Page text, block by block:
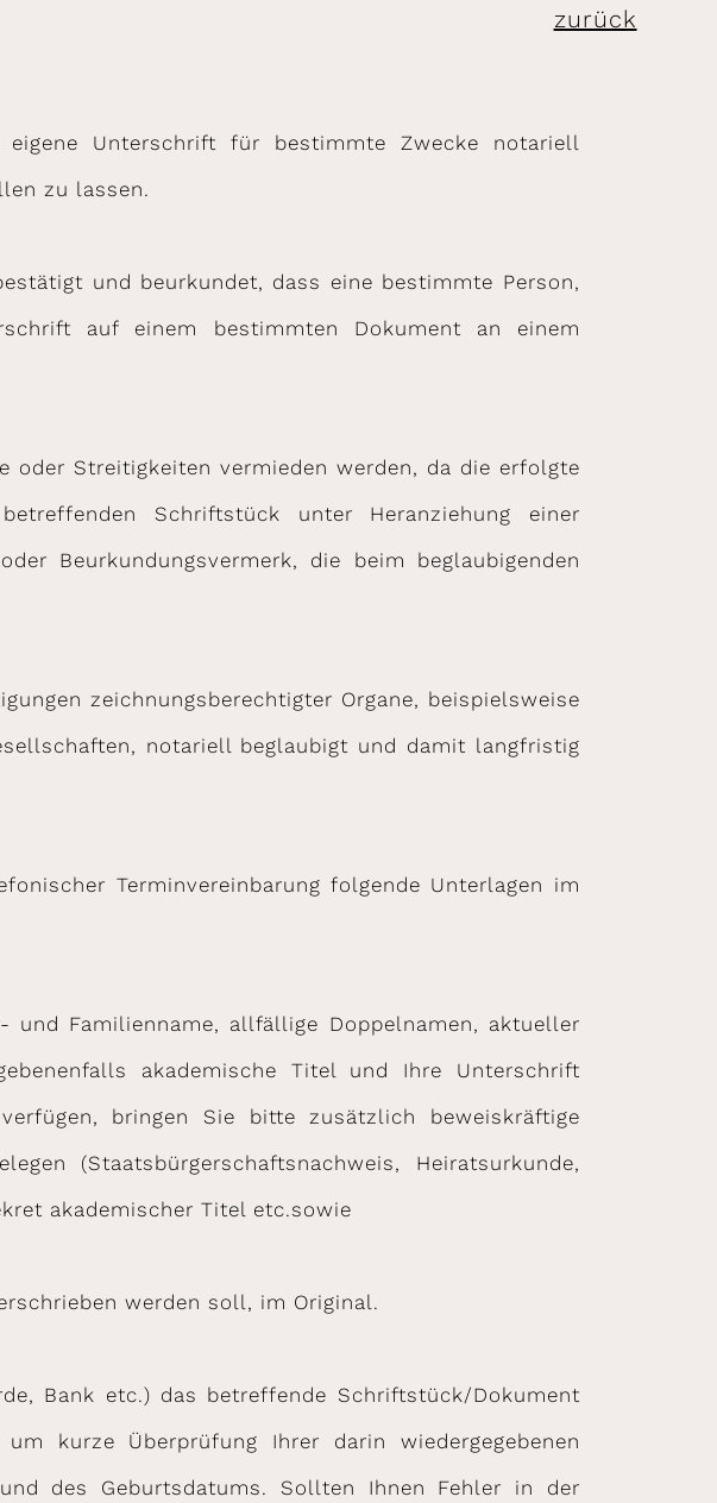
Unterschrift für bestimmte Zwecke notariell
zu lassen.
und beurkundet, dass eine bestimmte Person,
auf einem bestimmten Dokument an einem
oder Streitigkeiten vermieden werden, da die erfolgte
Schriftstück unter Heranziehung einer
Beurkundungsvermerk, die beim beglaubigenden
zeichnungsberechtigter Organe, beispielsweise
notariell beglaubigt und damit langfristig
Terminvereinbarung folgende Unterlagen im
Familienname, allfällige Doppelnamen, aktueller
akademische Titel und Ihre Unterschrift
bringen Sie bitte zusätzlich beweiskräftige
(Staatsbürgerschaftsnachweis, Heiratsurkunde,
akademischer Titel etc.sowie
werden soll, im Original.
Bank etc.) das betreffende Schriftstück/Dokument
kurze Überprüfung Ihrer darin wiedergegebenen
des Geburtsdatums. Sollten Ihnen Fehler in der
zurück